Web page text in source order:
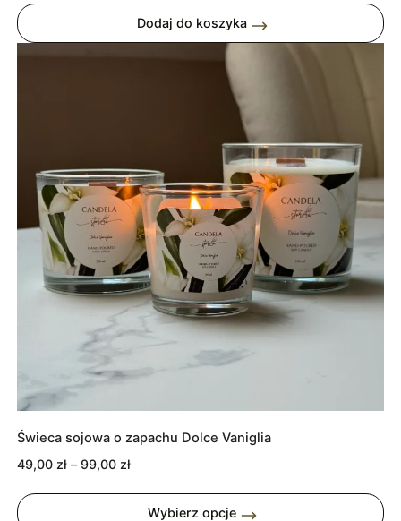
wynosi:
Dodaj do koszyka
Świeca sojowa o zapachu Dolce Vaniglia
49,00 zł – 99,00 złZakres
Wybierz opcje